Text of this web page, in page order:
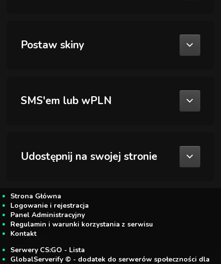
Postaw skiny
SMS'em lub wPLN
Udostępnij na swojej stronie
Strona Główna
Logowanie i rejestracja
Panel Administracyjny
Regulamin i warunki korzystania z serwisu
Kontakt
Serwery CS:GO - Lista
GlobalServerify © - dodatek do serwerów społeczności dla